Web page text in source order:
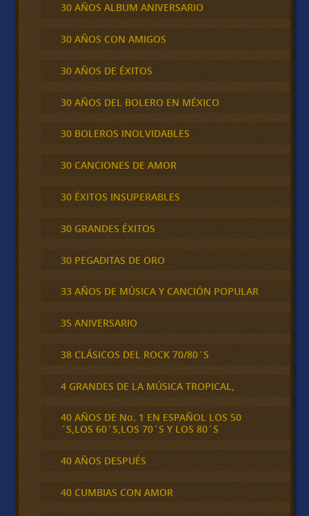
30 AÑOS ALBUM ANIVERSARIO
30 AÑOS CON AMIGOS
30 AÑOS DE ÉXITOS
30 AÑOS DEL BOLERO EN MÉXICO
30 BOLEROS INOLVIDABLES
30 CANCIONES DE AMOR
30 ÉXITOS INSUPERABLES
30 GRANDES ÉXITOS
30 PEGADITAS DE ORO
33 AÑOS DE MÚSICA Y CANCIÓN POPULAR
35 ANIVERSARIO
38 CLÁSICOS DEL ROCK 70/80´S
4 GRANDES DE LA MÚSICA TROPICAL,
40 AÑOS DE No. 1 EN ESPAÑOL LOS 50
´S,LOS 60´S,LOS 70´S Y LOS 80´S
40 AÑOS DESPUÉS
40 CUMBIAS CON AMOR